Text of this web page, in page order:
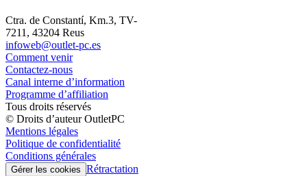
Ctra. de Constantí, Km.3, TV-
7211, 43204 Reus
infoweb@outlet-pc.es
Comment venir
Contactez-nous
Canal interne d’information
Programme d’affiliation
Tous droits réservés
© Droits d’auteur OutletPC
Mentions légales
Politique de confidentialité
Conditions générales
Gérer les cookies Rétractation